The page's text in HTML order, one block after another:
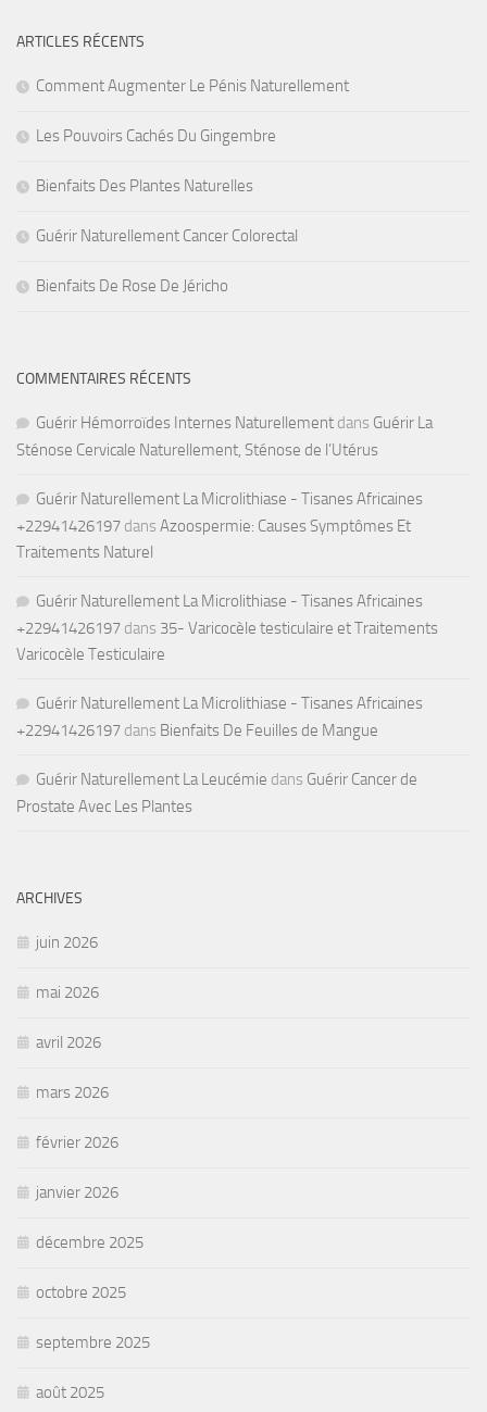
ARTICLES RÉCENTS
Comment Augmenter Le Pénis Naturellement
Les Pouvoirs Cachés Du Gingembre
Bienfaits Des Plantes Naturelles
Guérir Naturellement Cancer Colorectal
Bienfaits De Rose De Jéricho
COMMENTAIRES RÉCENTS
Guérir Hémorroïdes Internes Naturellement dans Guérir La
Sténose Cervicale Naturellement, Sténose de l’Utérus
Guérir Naturellement La Microlithiase - Tisanes Africaines
+22941426197 dans Azoospermie: Causes Symptômes Et
Traitements Naturel
Guérir Naturellement La Microlithiase - Tisanes Africaines
+22941426197 dans 35- Varicocèle testiculaire et Traitements
Varicocèle Testiculaire
Guérir Naturellement La Microlithiase - Tisanes Africaines
+22941426197 dans Bienfaits De Feuilles de Mangue
Guérir Naturellement La Leucémie dans Guérir Cancer de
Prostate Avec Les Plantes
ARCHIVES
juin 2026
mai 2026
avril 2026
mars 2026
février 2026
janvier 2026
décembre 2025
octobre 2025
septembre 2025
août 2025